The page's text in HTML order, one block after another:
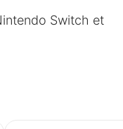
Switch et